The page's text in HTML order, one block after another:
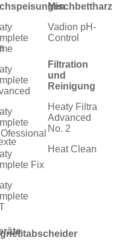
Fix
Mischbettharz
Vadion pH-
Control
Filtration
und
Reinigung
Heaty Filtra
Advanced
No. 2
Heat Clean